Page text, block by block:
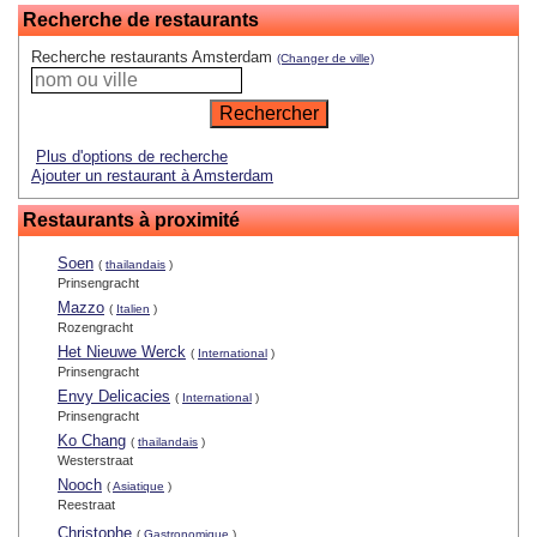
Recherche de restaurants
Recherche restaurants Amsterdam (Changer de ville)
Plus d'options de recherche
Ajouter un restaurant à Amsterdam
Restaurants à proximité
Soen ( thailandais )
Prinsengracht
Mazzo ( Italien )
Rozengracht
Het Nieuwe Werck ( International )
Prinsengracht
Envy Delicacies ( International )
Prinsengracht
Ko Chang ( thailandais )
Westerstraat
Nooch (Asiatique )
Reestraat
Christophe ( Gastronomique )